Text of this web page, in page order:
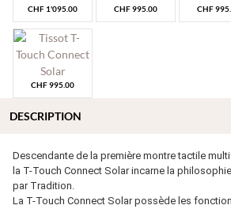
CHF 1'095.00 CHF995.00 CHF
CHF995.00
Descendante de la première montre tactile
la T-Touch Connect Solar incarne la
par Tradition.
La T-Touch Connect Solar possède les
DESCRIPTION